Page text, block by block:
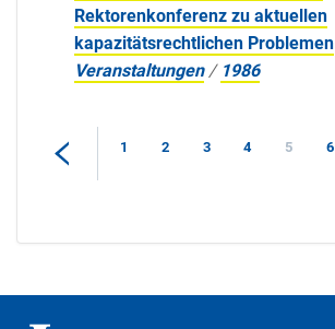
Rektorenkonferenz zu aktuellen
kapazitätsrechtlichen Problemen
Veranstaltungen / 1986
1 2 3 4 5 6